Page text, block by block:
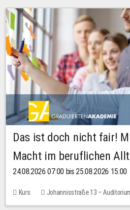
Das ist doch nicht fair!
Macht im beruflichen
24.08.2026 07:00 bis 25.08.2026 15:00
Kurs Johannisstraße 13 –
30,00 EUR